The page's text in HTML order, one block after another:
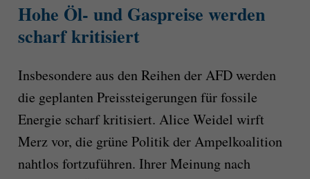
Hohe Öl- und Gaspreise werden
scharf kritisiert
Insbesondere aus den Reihen der AFD werden
die geplanten Preissteigerungen für fossile
Energie scharf kritisiert. Alice Weidel wirft
Merz vor, die grüne Politik der Ampelkoalition
nahtlos fortzuführen. Ihrer Meinung nach